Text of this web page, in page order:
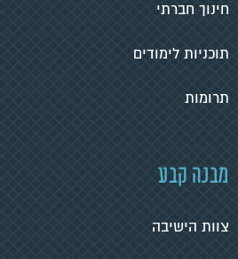
חינוך חברתי
תוכניות לימודים
תרומות
מבנה קבע
צוות הישיבה